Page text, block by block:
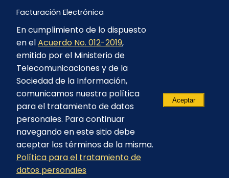
Facturación Electrónica
Archivo Histórico de Facturación
Portal Ambiental y Social
Proyecto Geotérmico Chachimbiro
Contratación consultoría mediante “Lista Corta”
Reglamento de Procesos Asociativos
© 2023 - CELEC EP - Todos los derechos
reservados
En cumplimiento de lo dispuesto
en elAcuerdo No. 012-2019,
emitido por el Ministerio de
Telecomunicaciones y de la
Sociedad de la Información,
comunicamos nuestra política
para el tratamiento de datos
personales. Para continuar
navegando en este sitio debe
aceptar los términos de la misma.
Política para el tratamiento de
datos personales
Aceptar